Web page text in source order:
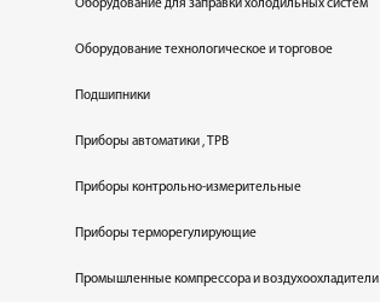
Оборудование для заправки холодильных систем
Оборудование технологическое и торговое
Подшипники
Приборы автоматики , ТРВ
Приборы контрольно-измерительные
Приборы терморегулирующие
Промышленные компрессора и воздухоохладители